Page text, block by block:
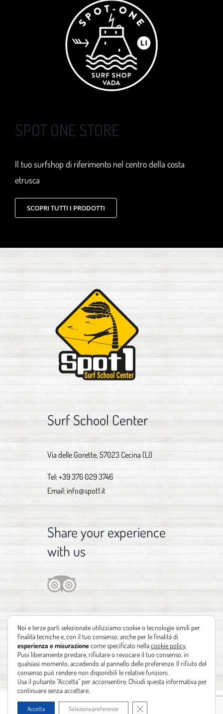
SPOT ONE STORE
Il tuo surfshop di riferimento nel centro della costa
etrusca
SCOPRI TUTTI I PRODOTTI
Surf School Center
Via delle Gorette, 57023 Cecina (LI)
Tel:+39 376 029 3746
Email: info@spot1.it
Share your experience
with us
Copyright 2012 - 2021 | Design by Identità Creative| Powered by
Noi e terze parti selezionate utilizziamo cookie o tecnologie simili per
finalità tecniche e, con il tuo consenso, anche per le finalità di
esperienza e misurazionecome specificato nellacookie policy
Puoi liberamente prestare, rifiutare o revocare il tuo consenso, in
qualsiasi momento, accedendo al pannello delle preferenze. Il rifiuto del
consenso può rendere non disponibili le relative funzioni.
Usa il pulsante “Accetta” per acconsentire. Chiudi questa informativa per
continuare senza accettare.
Accetta Seleziona preferenze Close GDPR Cookie Banner